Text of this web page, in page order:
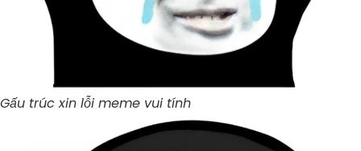
Gấu trúc xin lỗi meme vui tính